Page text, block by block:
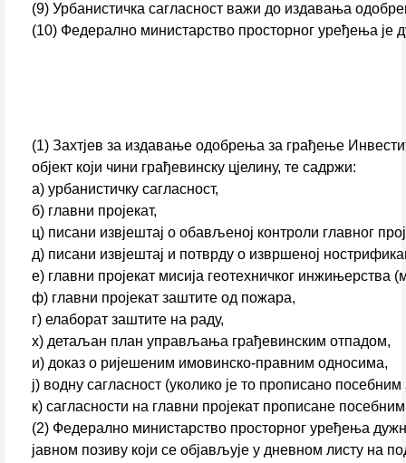
(9) Урбанистичка сагласност важи до издавања
(10) Федерално министарство просторног уређења је
(1) Захтјев за издавање одобрења за грађење
објект који чини грађевинску цјелину, те садржи:
а) урбанистичку сагласност,
б) главни пројекат,
ц) писани извјештај о обављеној контроли главног
д) писани извјештај и потврду о извршеној
е) главни пројекат мисија геотехничког инжињерства
ф) главни пројекат заштите од пожара,
г) елаборат заштите на раду,
х) детаљан план управљања грађевинским отпадом,
и) доказ о ријешеним имовинско-правним односима,
ј) водну сагласност (уколико је то прописано
к) сагласности на главни пројекат прописане
(2) Федерално министарство просторног уређења
јавном позиву који се објављује у дневном листу на